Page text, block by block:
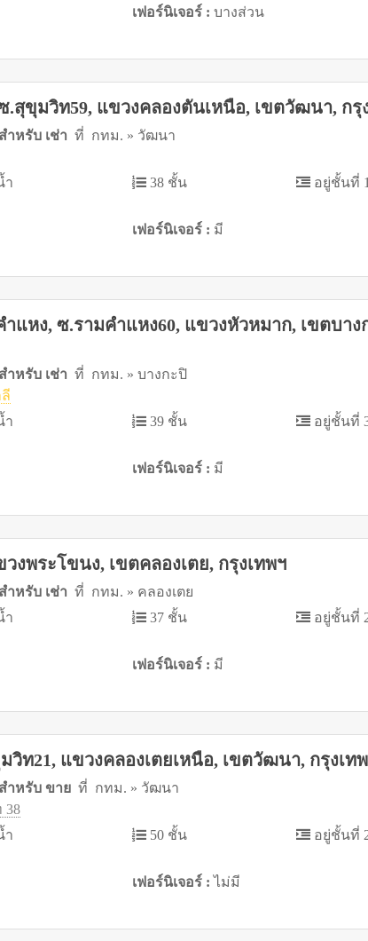
เฟอร์นิเจอร์ : บางส่วน
.สุขุมวิท59, แขวงคลองตันเหนือ, เขตวัฒนา, กรุ
ำหรับ เช่า ที่ กทม. » วัฒนา
ำ 38 ชั้น
อยู่ชั้นที่
เฟอร์นิเจอร์ : มี
แหง, ซ.รามคำแหง60, แขวงหัวหมาก, เขตบาง
ำหรับ เช่า ที่ กทม. » บางกะปิ
ำ 39 ชั้น
อยู่ชั้นที่
เฟอร์นิเจอร์ : มี
งพระโขนง, เขตคลองเตย, กรุงเทพฯ
ำหรับ เช่า ที่ กทม. » คลองเตย
ำ 37 ชั้น
อยู่ชั้นที่
เฟอร์นิเจอร์ : มี
ท21, แขวงคลองเตยเหนือ, เขตวัฒนา, กรุงเท
ำหรับ ขาย ที่ กทม. » วัฒนา
ำ 50 ชั้น
อยู่ชั้นที่
เฟอร์นิเจอร์ :ไม่มี